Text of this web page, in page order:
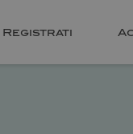
Registrati